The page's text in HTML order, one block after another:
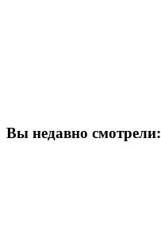
Вы недавно смотрели: